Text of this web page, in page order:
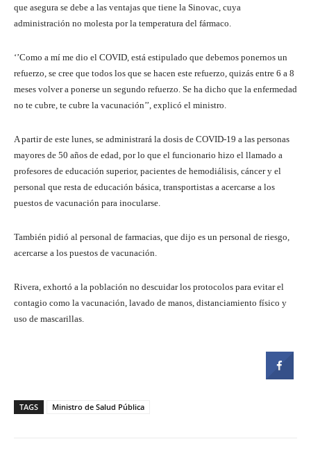
que asegura se debe a las ventajas que tiene la Sinovac, cuya
administración no molesta por la temperatura del fármaco.
‘’Como a mí me dio el COVID, está estipulado que debemos ponernos un
refuerzo, se cree que todos los que se hacen este refuerzo, quizás entre 6 a 8
meses volver a ponerse un segundo refuerzo. Se ha dicho que la enfermedad
no te cubre, te cubre la vacunación’’, explicó el ministro.
A partir de este lunes, se administrará la dosis de COVID-19 a las personas
mayores de 50 años de edad, por lo que el funcionario hizo el llamado a
profesores de educación superior, pacientes de hemodiálisis, cáncer y el
personal que resta de educación básica, transportistas a acercarse a los
puestos de vacunación para inocularse.
También pidió al personal de farmacias, que dijo es un personal de riesgo,
acercarse a los puestos de vacunación.
Rivera, exhortó a la población no descuidar los protocolos para evitar el
contagio como la vacunación, lavado de manos, distanciamiento físico y
uso de mascarillas.
TAGS Ministro de Salud Pública